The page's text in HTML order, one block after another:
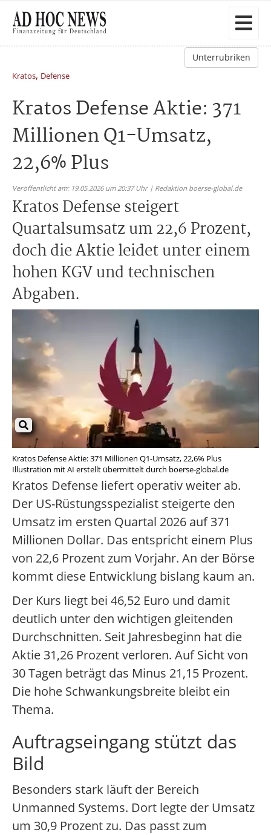
Unterrubriken
Kratos, Defense
Kratos Defense Aktie: 371
Millionen Q1-Umsatz,
22,6% Plus
Veröffentlicht am: 19.05.2026 um 20:37 Uhr | Redaktion boerse-global.de
Kratos Defense steigert
Quartalsumsatz um 22,6 Prozent,
doch die Aktie leidet unter einem
hohen KGV und technischen
Abgaben.
Kratos Defense Aktie: 371 Millionen Q1-Umsatz, 22,6% Plus
Illustration mit AI erstellt übermittelt durch boerse-global.de
Kratos Defense liefert operativ weiter ab.
Der US-Rüstungsspezialist steigerte den
Umsatz im ersten Quartal 2026 auf 371
Millionen Dollar. Das entspricht einem Plus
von 22,6 Prozent zum Vorjahr. An der Börse
kommt diese Entwicklung bislang kaum an.
Der Kurs liegt bei 46,52 Euro und damit
deutlich unter den wichtigen gleitenden
Durchschnitten. Seit Jahresbeginn hat die
Aktie 31,26 Prozent verloren. Auf Sicht von
30 Tagen beträgt das Minus 21,15 Prozent.
Die hohe Schwankungsbreite bleibt ein
Thema.
Auftragseingang stützt das
Bild
Besonders stark läuft der Bereich
Unmanned Systems. Dort legte der Umsatz
um 30,9 Prozent zu. Das passt zum